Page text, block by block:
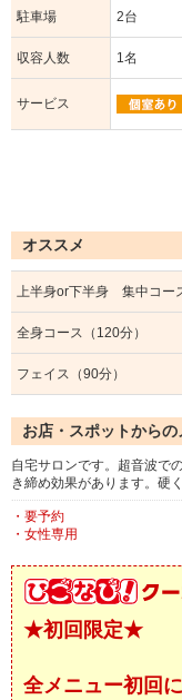
駐車場 2台
収容人数 1名
サービス
オススメ
上半身or下半身 集中コー
全身コース（120分）
フェイス（90分）
お店・スポットから
自宅サロンです。超音波で
き締め効果があります。硬
・要予約
・女性専用
★初回限定★
全メニュー初回